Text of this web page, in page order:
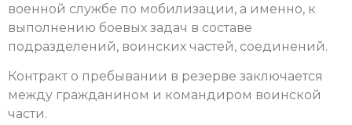
военной службе по мобилизации, а именно, к
выполнению боевых задач в составе
подразделений, воинских частей, соединений.
Контракт о пребывании в резерве заключается
между гражданином и командиром воинской
части.